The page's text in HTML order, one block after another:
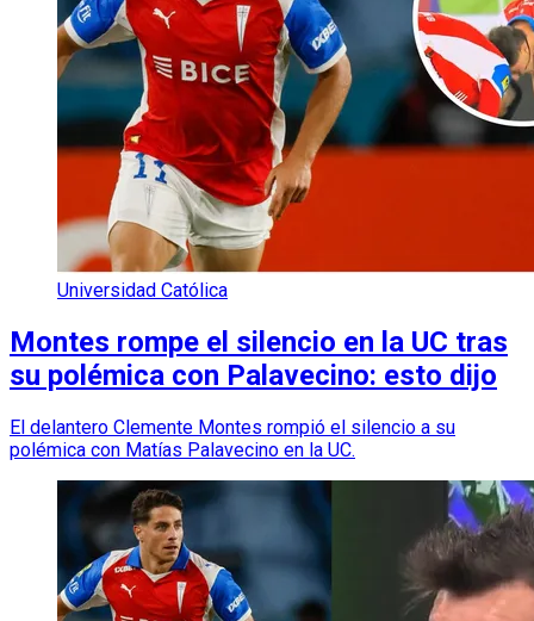
Universidad Católica
Montes rompe el silencio en la UC tras
su polémica con Palavecino: esto dijo
El delantero Clemente Montes rompió el silencio a su
polémica con Matías Palavecino en la UC.